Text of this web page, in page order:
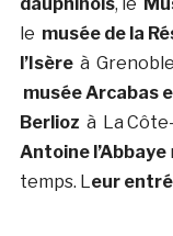
le musée de la
l’Isèreà
musée Arcabas
Berlioz à La
Antoine l’Abbaye
temps. Leur